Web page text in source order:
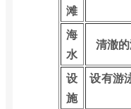
滩
海
水
清澈
设
施
设有游